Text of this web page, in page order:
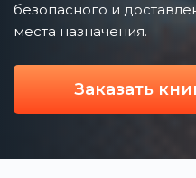
безопасного и
места назначения.
Заказать